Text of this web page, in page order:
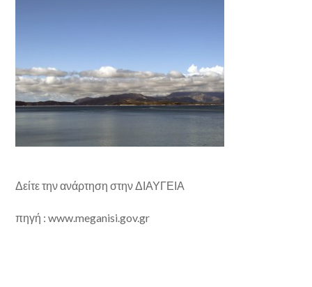
Δείτε την ανάρτηση στην ΔΙΑΥΓΕΙΑ
πηγή : www.meganisi.gov.gr